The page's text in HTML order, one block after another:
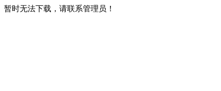
暂时无法下载，请联系管理员！